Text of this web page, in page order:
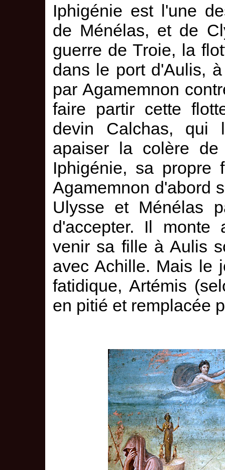
Iphigénie est l'une
de Ménélas, et de
guerre de Troie, la
dans le port d'Aulis,
par Agamemnon
faire partir cette
devin Calchas, qui
apaiser la colère
Iphigénie, sa propre
Agamemnon d'abord
Ulysse et Ménélas
d'accepter. Il monte
venir sa fille à Aulis
avec Achille. Mais le
fatidique, Artémis
en pitié et remplacée